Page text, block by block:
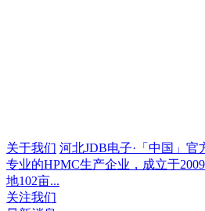
关于我们 河北JDB电子·「中国」
专业的HPMC生产企业，成立于
地102亩...
关注我们